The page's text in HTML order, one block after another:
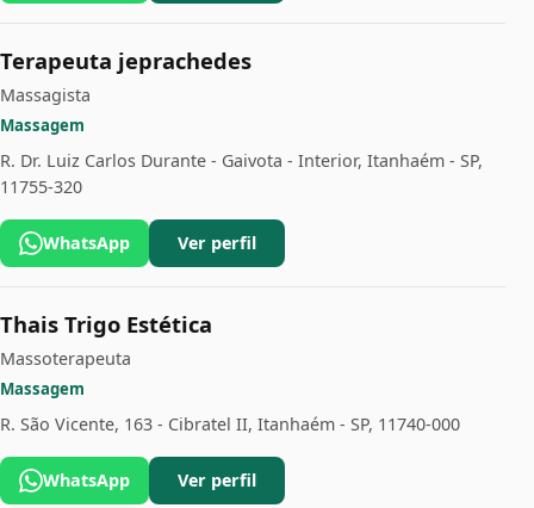
Terapeuta jeprachedes
Massagista
Massagem
R. Dr. Luiz Carlos Durante - Gaivota - Interior, Itanhaém - SP,
11755-320
WhatsApp Ver perfil
Thais Trigo Estética
Massoterapeuta
Massagem
R. São Vicente, 163 - Cibratel II, Itanhaém - SP, 11740-000
WhatsApp Ver perfil